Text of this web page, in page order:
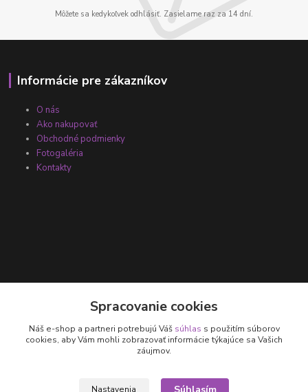
Môžete sa kedykoľvek odhlásiť. Zasielame raz za 14 dní.
Informácie pre zákazníkov
O nás
Ako nakupovať
Obchodné podmienky
Fotogaléria
Kontakty
+421 905 531 251
Spracovanie cookies
Náš e-shop a partneri potrebujú Váš súhlas s použitím súborov
cookies, aby Vám mohli zobrazovať informácie týkajúce sa Vašich
záujmov.
Nastavenia